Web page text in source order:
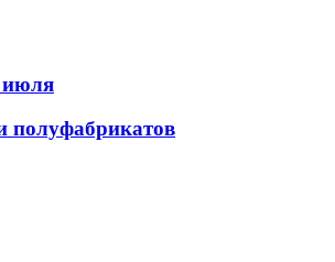
июля
полуфабрикатов